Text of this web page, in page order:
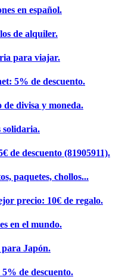
en español.
de alquiler.
para viajar.
5% de descuento.
divisa y moneda.
solidaria.
de descuento (81905911).
paquetes, chollos...
precio: 10€ de regalo.
en el mundo.
para Japón.
de descuento.